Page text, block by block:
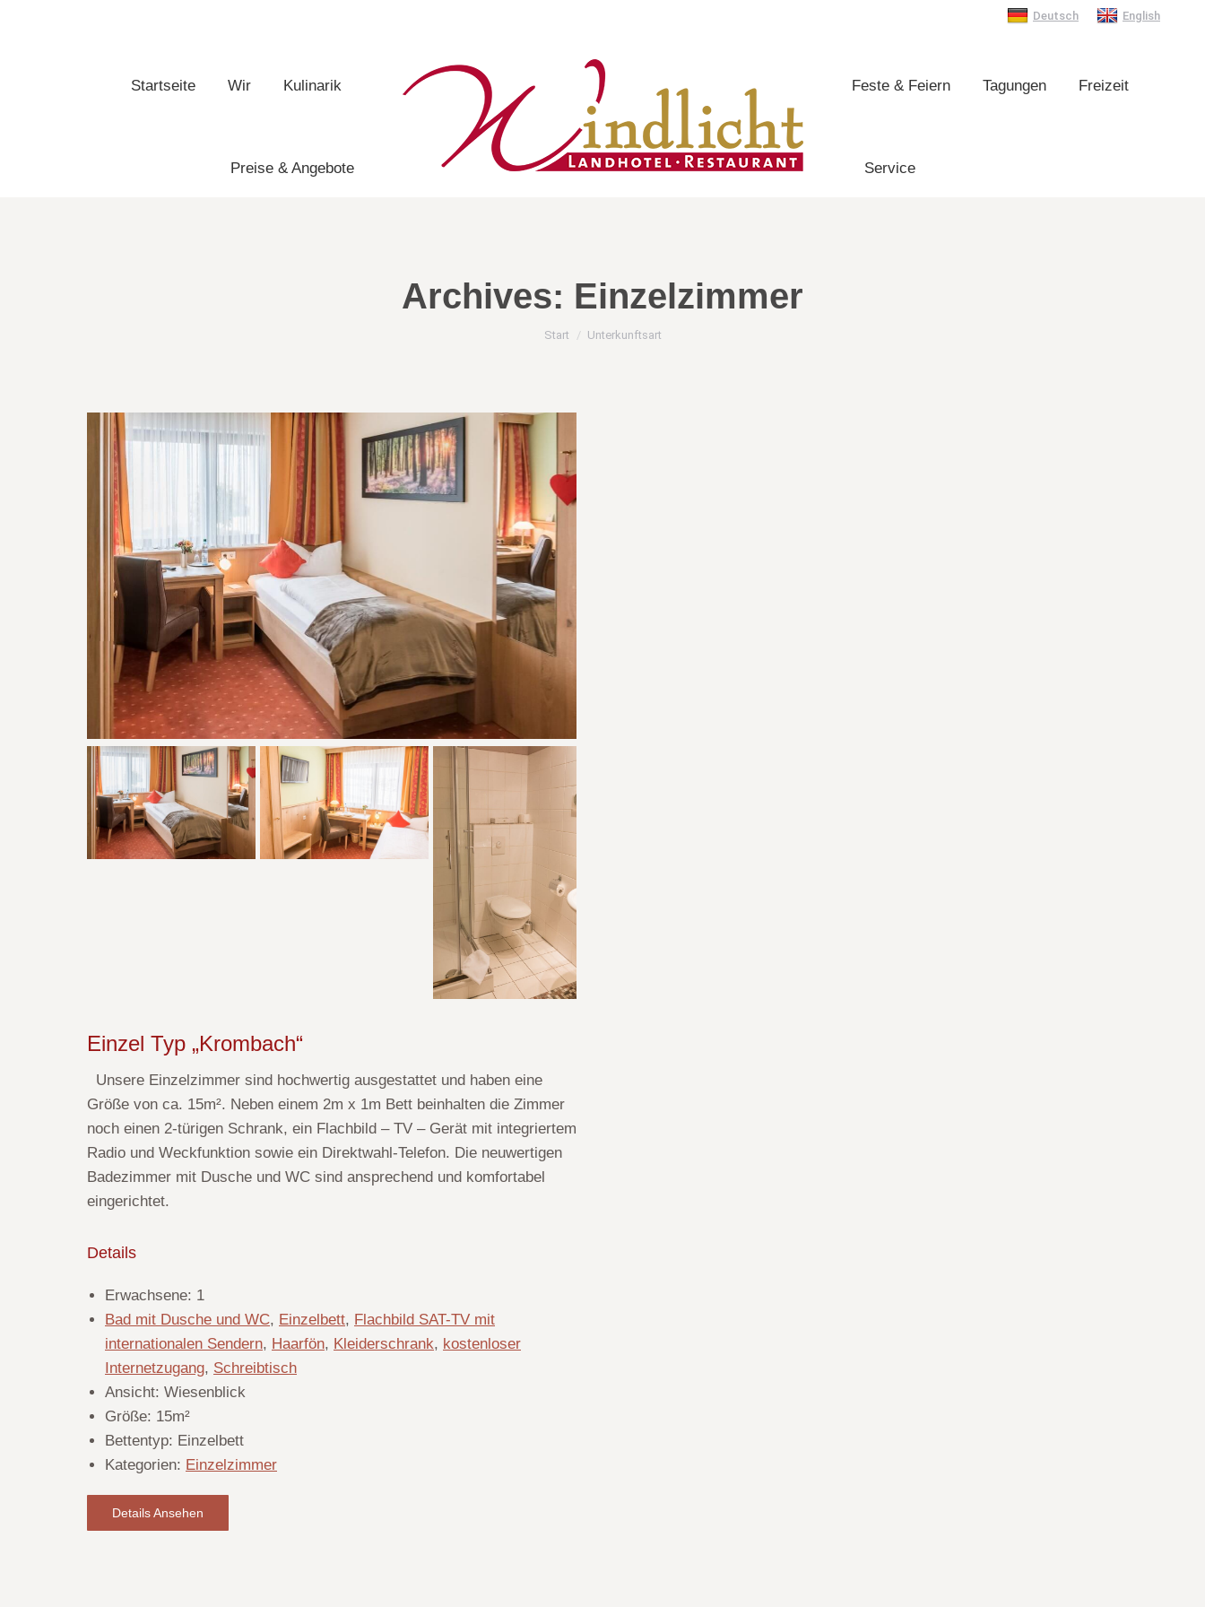
Deutsch English
Startseite Wir Kulinarik
Preise & Angebote
Feste & Feiern Tagungen Freizeit
Service
Archives: Einzelzimmer
Sie befinden sich hier:
Start Unterkunftsart
Einzel Typ „Krombach“
Unsere Einzelzimmer sind hochwertig ausgestattet und haben eine
Größe von ca. 15m². Neben einem 2m x 1m Bett beinhalten die Zimmer
noch einen 2-türigen Schrank, ein Flachbild – TV – Gerät mit integriertem
Radio und Weckfunktion sowie ein Direktwahl-Telefon. Die neuwertigen
Badezimmer mit Dusche und WC sind ansprechend und komfortabel
eingerichtet.
Details
Erwachsene: 1
Bad mit Dusche und WC, Einzelbett, Flachbild SAT-TV mit
internationalen Sendern, Haarfön, Kleiderschrank, kostenloser
Internetzugang, Schreibtisch
Ansicht: Wiesenblick
Größe: 15m²
Bettentyp: Einzelbett
Kategorien: Einzelzimmer
Details Ansehen